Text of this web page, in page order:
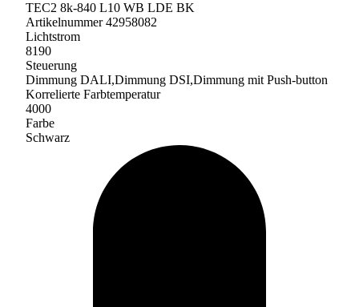
TEC2 8k-840 L10 WB LDE BK
Artikelnummer 42958082
Lichtstrom
8190
Steuerung
Dimmung DALI,Dimmung DSI,Dimmung mit Push-button
Korrelierte Farbtemperatur
4000
Farbe
Schwarz